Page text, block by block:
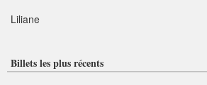
Liliane
Billets les plus récents